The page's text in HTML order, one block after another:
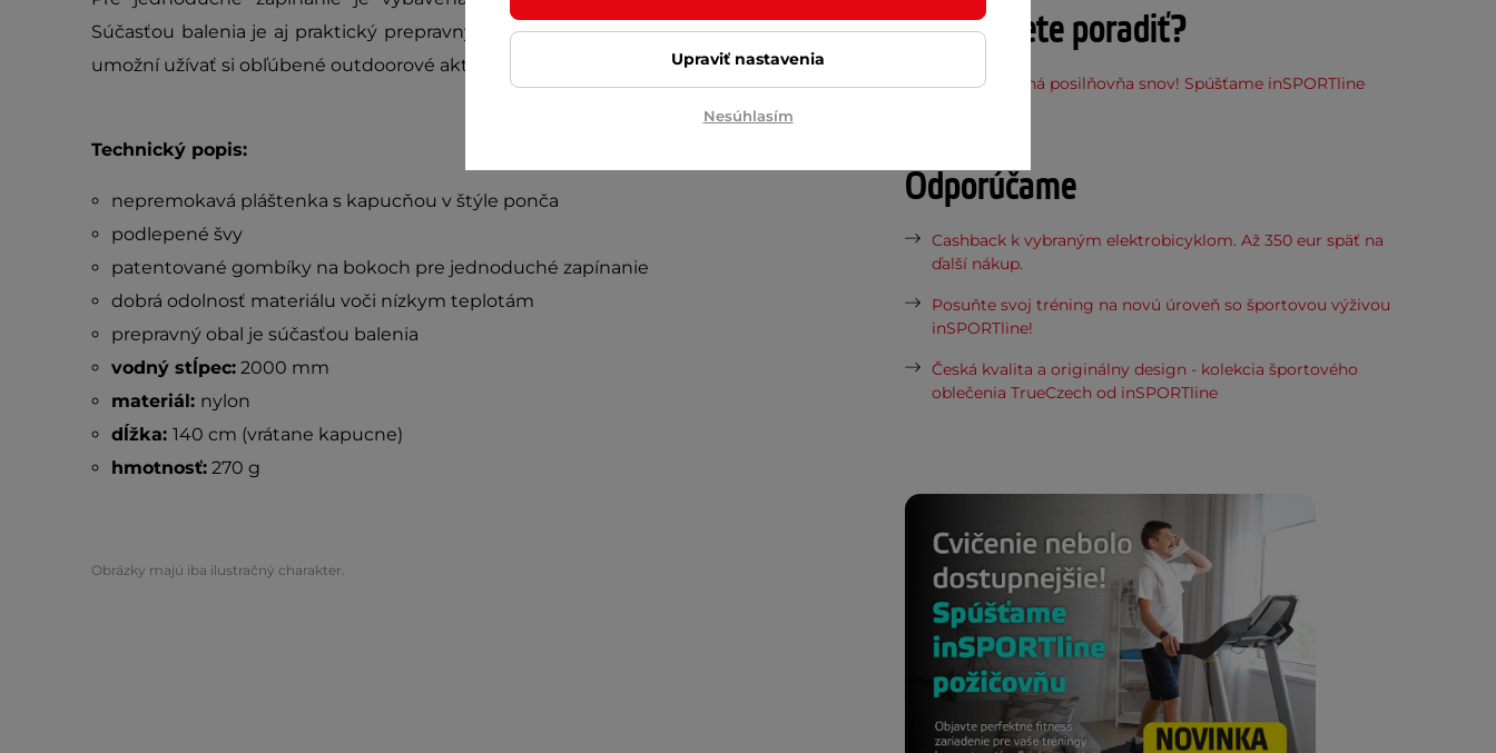
Súčasťou balenia je aj praktický prepravný obal.Pláštenka FERRINO R-Cloakvám
umožní užívať si obľúbené outdoorové aktivity aj za nepriaznivého počasia.
Technický popis:
nepremokavá pláštenka s kapucňou v štýle ponča
podlepené švy
patentované gombíky na bokoch pre jednoduché zapínanie
dobrá odolnosť materiálu voči nízkym teplotám
prepravný obal je súčasťou balenia
vodný stĺpec:2000 mm
materiál: nylon
dĺžka: 140 cm (vrátane kapucne)
hmotnosť:270 g
Obrázky majú iba ilustračný charakter.
Potrebujete poradiť?
Vaša dostupná posilňovňa snov! Spúšťame inSPORTline
Odporúčame
Cashback k vybraným elektrobicyklom. Až 350 eur späť na
ďalší nákup.
Posuňte svoj tréning na novú úroveň so športovou výživou
inSPORTline!
Česká kvalita a originálny design - kolekcia športového
oblečenia TrueCzech od inSPORTline
Upraviť nastavenia
Nesúhlasím